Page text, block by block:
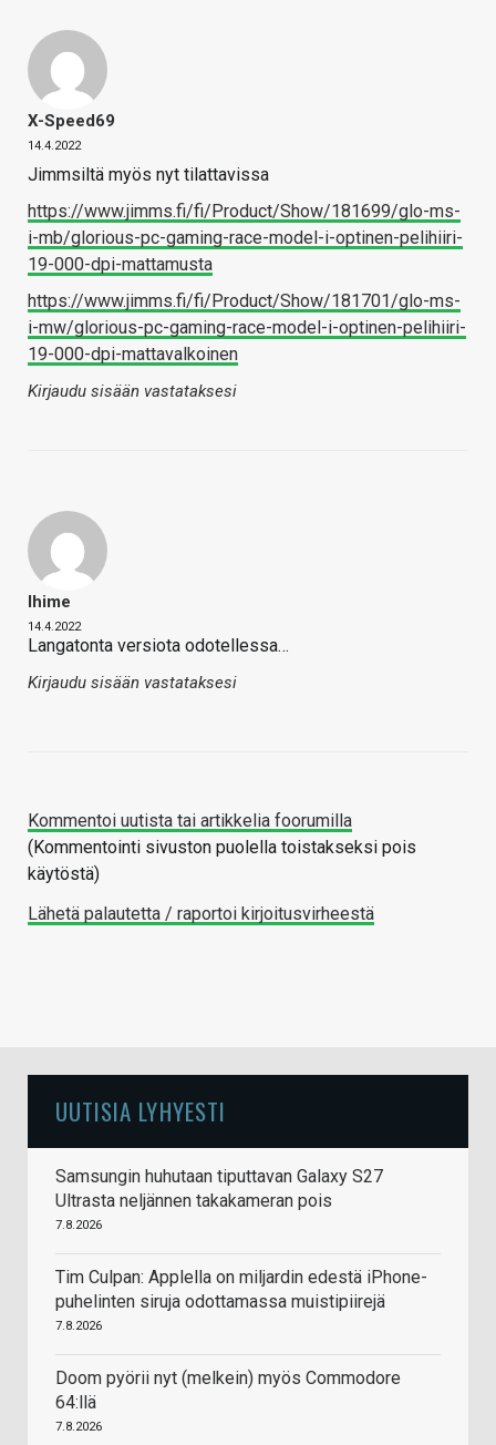
X-Speed69
14.4.2022
Jimmsiltä myös nyt tilattavissa
https://www.jimms.fi/fi/Product/Show/181699/glo-ms-
i-mb/glorious-pc-gaming-race-model-i-optinen-pelihiiri-
19-000-dpi-mattamusta
https://www.jimms.fi/fi/Product/Show/181701/glo-ms-
i-mw/glorious-pc-gaming-race-model-i-optinen-pelihiiri-
19-000-dpi-mattavalkoinen
Kirjaudu sisään vastataksesi
Ihime
14.4.2022
Langatonta versiota odotellessa…
Kirjaudu sisään vastataksesi
Kommentoi uutista tai artikkelia foorumilla
(Kommentointi sivuston puolella toistakseksi pois
käytöstä)
Lähetä palautetta / raportoi kirjoitusvirheestä
UUTISIA LYHYESTI
Samsungin huhutaan tiputtavan Galaxy S27
Ultrasta neljännen takakameran pois
7.8.2026
Tim Culpan: Applella on miljardin edestä iPhone-
puhelinten siruja odottamassa muistipiirejä
7.8.2026
Doom pyörii nyt (melkein) myös Commodore
64:llä
7.8.2026